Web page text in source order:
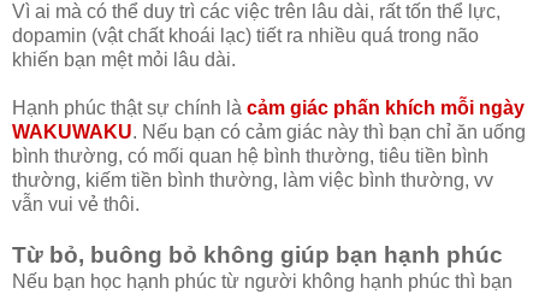
Vì ai mà có thể duy trì các việc trên lâu dài, rất tốn thể lực,
dopamin (vật chất khoái lạc) tiết ra nhiều quá trong não
khiến bạn mệt mỏi lâu dài.
Hạnh phúc thật sự chính là cảm giác phấn khích mỗi ngày
WAKUWAKU. Nếu bạn có cảm giác này thì bạn chỉ ăn uống
bình thường, có mối quan hệ bình thường, tiêu tiền bình
thường, kiếm tiền bình thường, làm việc bình thường, vv
vẫn vui vẻ thôi.
Từ bỏ, buông bỏ không giúp bạn hạnh phúc
Nếu bạn học hạnh phúc từ người không hạnh phúc thì bạn